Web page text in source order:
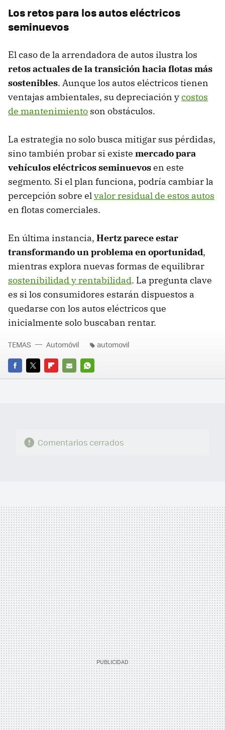
Los retos para los autos eléctricos
seminuevos
El caso de la arrendadora de autos ilustra los
retos actuales de la transición hacia flotas más
sostenibles. Aunque los autos eléctricos tienen
ventajas ambientales, su depreciación ycostos
de mantenimiento son obstáculos.
La estrategia no solo busca mitigar sus pérdidas,
sino también probar si existe mercado para
vehículos eléctricos seminuevosen este
segmento. Si el plan funciona, podría cambiar la
percepción sobre elvalor residual de estos autos
en flotas comerciales.
En última instancia, Hertz parece estar
transformando un problema en oportunidad,
mientras explora nuevas formas de equilibrar
sostenibilidad y rentabilidad. La pregunta clave
es si los consumidores estarán dispuestos a
quedarse con los autos eléctricos que
inicialmente solo buscaban rentar.
FACEBOOK
TWITTERFLIPBOARD
E-
WHATSAPP
TEMAS Automóvil automovil
Comentarios cerrados